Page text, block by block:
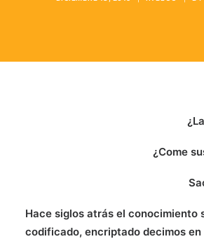
¿Come
Hace siglos atrás el conocimiento
codificado, encriptado decimos en